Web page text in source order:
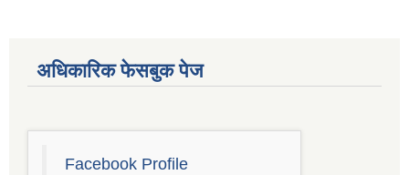
अधिकारिक फेसबुक पेज
Facebook Profile